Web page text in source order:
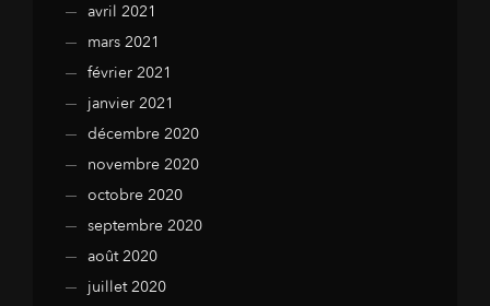
avril 2021
mars 2021
février 2021
janvier 2021
décembre 2020
novembre 2020
octobre 2020
septembre 2020
août 2020
juillet 2020